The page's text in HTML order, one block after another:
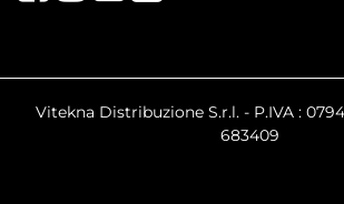
Vitekna Distribuzione S.r.l. - P.IVA :
683409